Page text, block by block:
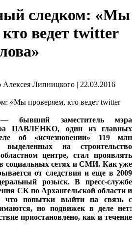
следком: «Мы
ведет twitter
Липницкого | 22.03.2016
заместитель мэра
ПАВЛЕНКО, один из главных
об «исчезновении» 119 млн
на строительство
центре, стал проявлять
социальных сетях и СМИ. Как уже
от следствия и еще в 2009
розыск. В пресс-службе
СК по Архангельской области и
попытки выйти на связь с
но подвижек в деле нет:
приостановлено, как и течение